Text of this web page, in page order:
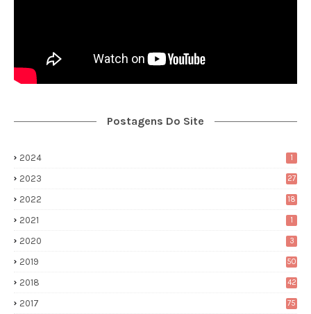
Postagens Do Site
2024 1
2023 27
2022 18
2021 1
2020 3
2019 50
2018 42
2017 75